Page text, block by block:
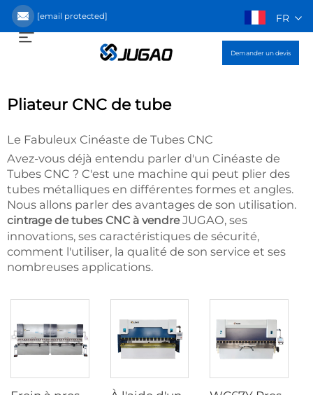
[email protected] FR
Demander un devis
Pliateur CNC de tube
Le Fabuleux Cinéaste de Tubes CNC
Avez-vous déjà entendu parler d'un Cinéaste de
Tubes CNC ? C'est une machine qui peut plier des
tubes métalliques en différentes formes et angles.
Nous allons parler des avantages de son utilisation.
cintrage de tubes CNC à vendreJUGAO, ses
innovations, ses caractéristiques de sécurité,
comment l'utiliser, la qualité de son service et ses
nombreuses applications.